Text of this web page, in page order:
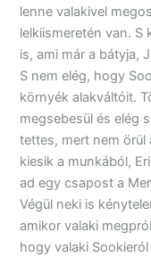
lenne valakivel
lelkiismeretén van. S
is, ami már a bátyja,
S nem elég, hogy
környék alakváltóit.
megsebesül és elég
tettes, mert nem örül
kiesik a munkából,
ad egy csapost a
Végül neki is
amikor valaki
hogy valaki